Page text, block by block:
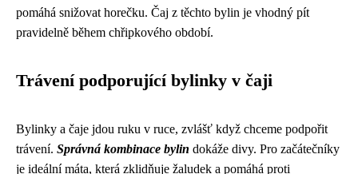
pomáhá snižovat horečku. Čaj z těchto bylin je vhodný pít
pravidelně během chřipkového období.
Trávení podporující bylinky v čaji
Bylinky a čaje jdou ruku v ruce, zvlášť když chceme podpořit
trávení. Správná kombinace bylin dokáže divy. Pro začátečníky
je ideální máta, která zklidňuje žaludek a pomáhá proti